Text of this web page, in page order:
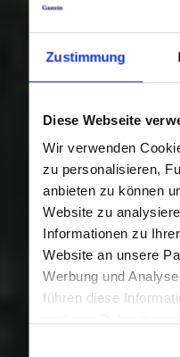
Zustimmung
Diese Webseite
Wir verwenden
zu personalisieren,
anbieten zu können
Website zu
Informationen zu
Website an unsere
Werbung und
führen diese